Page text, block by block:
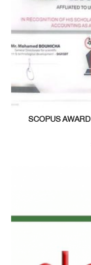
تتويج الدكتور “شكري منيجل” بجائزة SCOPUS AWARD